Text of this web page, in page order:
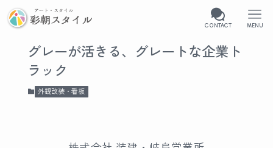
CONTACT MENU
グレーが活きる、グレートな企業ト
ラック
外観改装・看板